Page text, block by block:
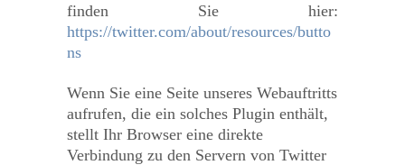
finden Sie hier:
https://twitter.com/about/resources/butto
ns
Wenn Sie eine Seite unseres Webauftritts
aufrufen, die ein solches Plugin enthält,
stellt Ihr Browser eine direkte
Verbindung zu den Servern von Twitter